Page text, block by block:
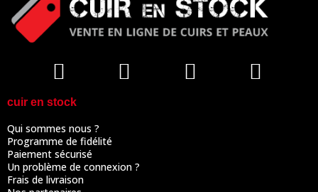
cuir en stock
Qui sommes nous ?
Programme de fidélité
Paiement sécurisé
Un problème de connexion ?
Frais de livraison